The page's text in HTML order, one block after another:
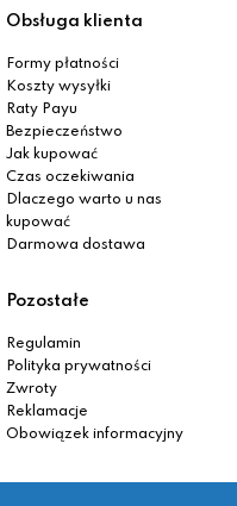
Obsługa klienta
Formy płatności
Koszty wysyłki
Raty Payu
Bezpieczeństwo
Jak kupować
Czas oczekiwania
Dlaczego warto u nas
kupować
Darmowa dostawa
Pozostałe
Regulamin
Polityka prywatności
Zwroty
Reklamacje
Obowiązek informacyjny